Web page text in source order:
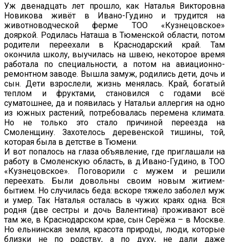
Уж двенадцать лет прошло, как Наталья Викторовна
Новикова живёт в Ивано-Гудино и трудится на
животноводческой ферме ТОО «Кузнецовское»
дояркой. Родилась Наташа в Тюменской области, потом
родители переехали в Краснодарский край. Там
окончила школу, выучилась на швею, некоторое время
работала по специальности, а потом на авиационно-
ремонтном заводе. Вышла замуж, родились дети, дочь и
сын. Дети взрослели, жизнь менялась. Край, богатый
теплом и фруктами, становился с годами всё
суматошнее, да и появилась у Натальи аллергия на одно
из южных растений, потребовалась перемена климата.
Но не только это стало причиной переезда на
Смоленщину. Захотелось деревенской тишины, той,
которая была в детстве в Тюмени.
И вот попалось на глаза объявление, где приглашали на
работу в Смоленскую область, в д.Ивано-Гудино, в ТОО
«Кузнецовское». Поговорили с мужем и решили
переехать. Были довольны своим новым житием-
бытием. Но случилась беда: вскоре тяжело заболел муж
и умер. Так Наталья осталась в чужих краях одна. Вся
родня (две сестры и дочь Валентина) проживают всё
там же, в Краснодарском крае, сын Серёжа – в Москве.
Но ельнинская земля, красота природы, люди, которые
близки не по родству, а по духу, не дали даже